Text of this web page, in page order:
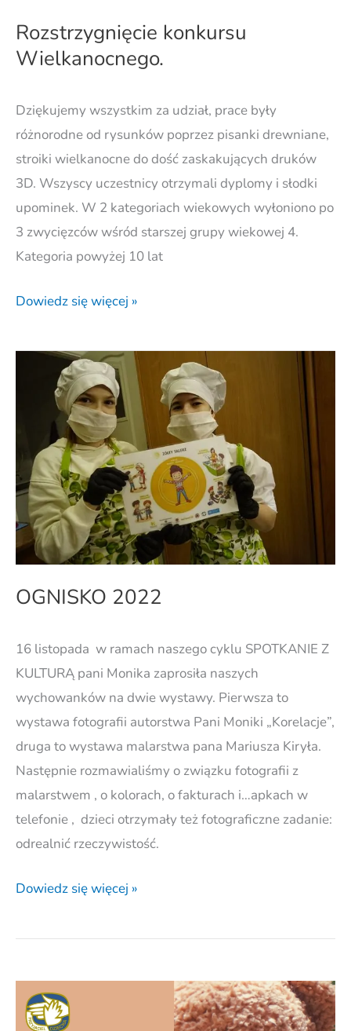
Rozstrzygnięcie konkursu
Wielkanocnego.
Dziękujemy wszystkim za udział, prace były
różnorodne od rysunków poprzez pisanki drewniane,
stroiki wielkanocne do dość zaskakujących druków
3D. Wszyscy uczestnicy otrzymali dyplomy i słodki
upominek. W 2 kategoriach wiekowych wyłoniono po
3 zwycięzców wśród starszej grupy wiekowej 4.
Kategoria powyżej 10 lat
Dowiedz się więcej »
OGNISKO 2022
16 listopada w ramach naszego cyklu SPOTKANIE Z
KULTURĄ pani Monika zaprosiła naszych
wychowanków na dwie wystawy. Pierwsza to
wystawa fotografii autorstwa Pani Moniki „Korelacje”,
druga to wystawa malarstwa pana Mariusza Kiryła.
Następnie rozmawialiśmy o związku fotografii z
malarstwem , o kolorach, o fakturach i…apkach w
telefonie , dzieci otrzymały też fotograficzne zadanie:
odrealnić rzeczywistość.
OGNISKO
Dowiedz się więcej »
Praca
w